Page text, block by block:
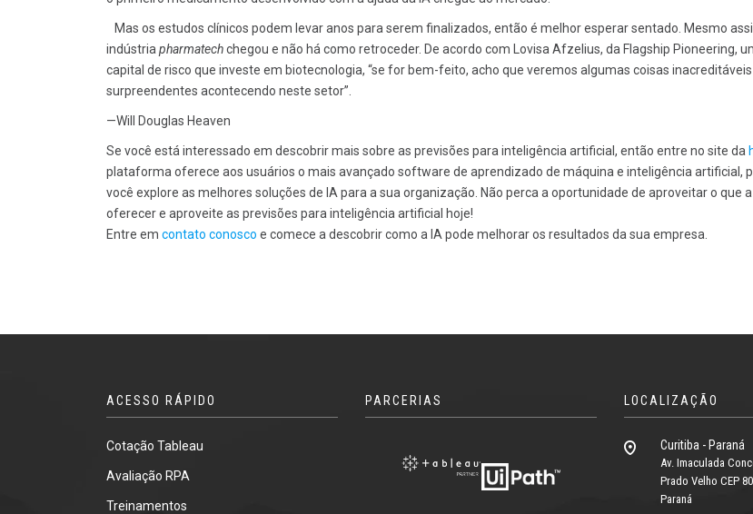
Mas os estudos clínicos podem levar anos para serem finalizados, então é melhor esperar sentado. Mesmo
indústriapharmatechchegou e não há como retroceder. De acordo com Lovisa Afzelius, da Flagship Pioneering,
capital de risco que investe em biotecnologia, “se for bem-feito, acho que veremos algumas coisas inacreditáveis
surpreendentes acontecendo neste setor”.
—Will Douglas Heaven
Se você está interessado em descobrir mais sobre as previsões para inteligência artificial, então entre no site da
plataforma oferece aos usuários o mais avançado software de aprendizado de máquina e inteligência artificial,
você explore as melhores soluções de IA para a sua organização. Não perca a oportunidade de aproveitar o que a
oferecer e aproveite as previsões para inteligência artificial hoje!
Entre em contato conosco e comece a descobrir como a IA pode melhorar os resultados da sua empresa.
ACESSO RÁPIDO
Cotação Tableau
Avaliação RPA
Treinamentos
PARCERIAS LOCALIZAÇÃO
Curitiba - Paraná
Av. Imaculada
Prado Velho CEP
Paraná